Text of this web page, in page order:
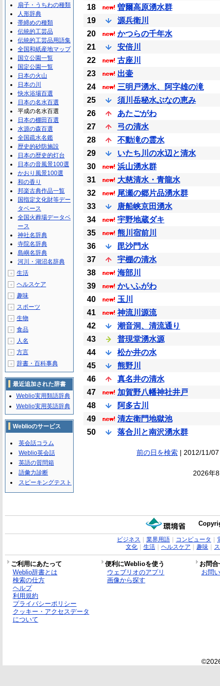
18
曽爾高原湧水群
19
源兵衛川
20
かつらの千年水
21
安倍川
22
古座川
23
出壷
24
三明戸湧水、阿字雄の滝
25
須川岳秘水ぶなの恵み
26
あたごがわ
27
弓の清水
28
不動滝の霊水
29
いたち川の水辺と清水
30
浜山湧水群
31
大慈清水・青龍水
32
尾瀬の郷片品湧水群
33
唐船峡京田湧水
34
宇野地蔵ダキ
35
熊川宿前川
36
毘沙門水
37
宇棚の清水
38
海部川
39
かいふがわ
40
玉川
41
神流川源流
42
潮音洞、清流通り
43
普現堂湧水源
44
松か井の水
45
熊野川
46
真名井の清水
47
加賀野八幡神社井戸
48
阿多古川
49
清左衛門地獄池
50
落合川と南沢湧水群
前の日を検索| 2012/11/
2026年
扇子・うちわの種類
人形辞典
帯締めの種類
伝統的工芸品
伝統的工芸品用語集
全国和紙産地マップ
国立公園一覧
国定公園一覧
日本の火山
日本の川
快水浴場百選
日本の名水百選
平成の名水百選
日本の棚田百選
水源の森百選
全国疏水名鑑
歴史的砂防施設
日本の歴史的灯台
日本の音風景100選
かおり風景100選
和の香り
邦楽古典作品一覧
国指定文化財等デー
タベース
全国火葬場データベ
ース
神社名辞典
寺院名辞典
島嶼名辞典
河川・湖沼名辞典
＋ 生活
＋ ヘルスケア
＋ 趣味
＋ スポーツ
＋ 生物
＋ 食品
＋ 人名
＋ 方言
＋ 辞書・百科事典
最近追加された辞書
Weblio実用類語辞典
Weblio実用英語辞典
Weblioのサービス
英会話コラム
Weblio英会話
英語の質問箱
語彙力診断
スピーキングテスト
ビジネス 業界用語｜ コンピュータ
文化｜ 生活｜ ヘルスケア 趣味｜
ご利用にあたって 便利にWeblioを使う
お問
Weblio辞書とは
検索の仕方
ヘルプ
利用規約
プライバシーポリシー
クッキー・アクセスデータ
について
ウェブリオのアプリ
画像から探す
お問